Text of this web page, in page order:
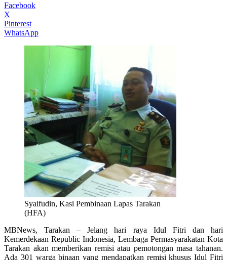
Facebook
X
Pinterest
WhatsApp
Syaifudin, Kasi Pembinaan Lapas Tarakan
(HFA)
MBNews, Tarakan – Jelang hari raya Idul Fitri dan hari
Kemerdekaan Republic Indonesia, Lembaga Permasyarakatan Kota
Tarakan akan memberikan remisi atau pemotongan masa tahanan.
Ada 301 warga binaan yang mendapatkan remisi khusus Idul Fitri